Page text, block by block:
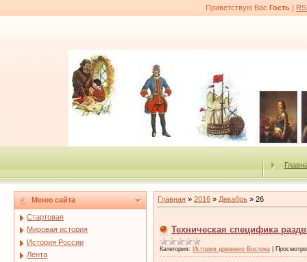
Приветствую Вас Гость |
Меню сайта
Стартовая
Мировая история
История России
Лента
Главная » 2016 » Декабрь » 26
Техническая специфика
Категория: История древнего Востока